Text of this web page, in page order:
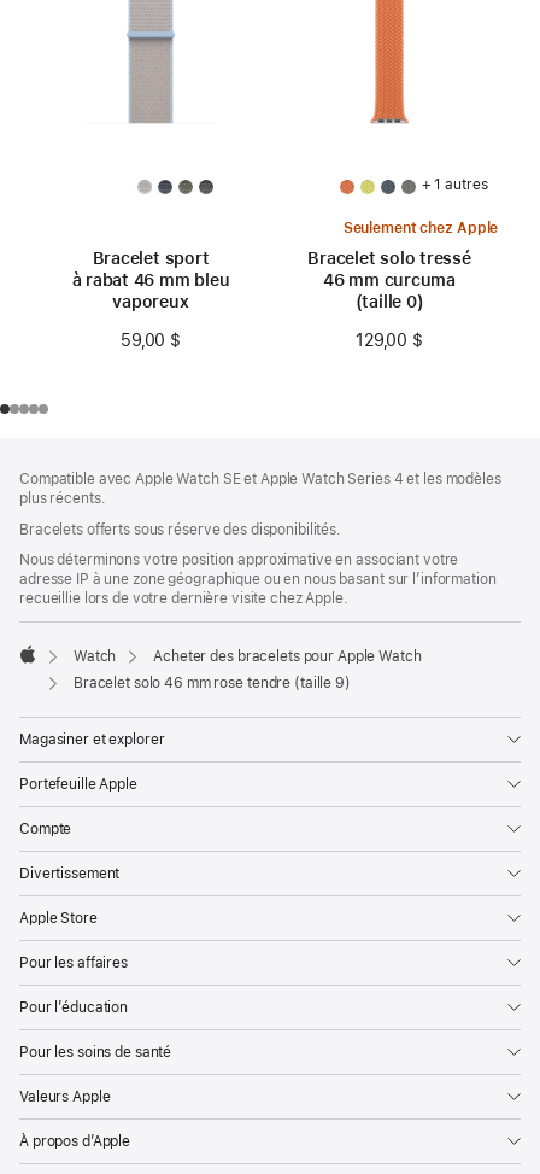
Bracelet sport
à rabat 46 mm bleu
vaporeux
59,00 $
+ 1 autres
Seulement chez Apple
Bracelet solo tressé
46 mm curcuma
(taille 0)
129,00 $
de
page
de
bas
de
page
Compatible avec Apple Watch SE et Apple Watch Series 4 et les modèles
plus récents.
Bracelets offerts sous réserve des disponibilités.
Nous déterminons votre position approximative en associant votre
adresse IP à une zone géographique ou en nous basant sur l’information
recueillie lors de votre dernière visite chez Apple.
Apple
Watch
Acheter des bracelets pour Apple Watch
Bracelet solo 46 mm rose tendre (taille 9)
Magasiner et explorer
Portefeuille Apple
Compte
Divertissement
Apple Store
Pour les affaires
Pour l’éducation
Pour les soins de santé
Valeurs Apple
À propos d’Apple